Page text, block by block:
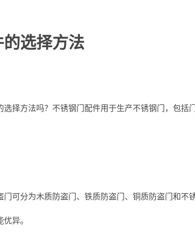
选择方法
选择方法吗？不锈钢门配件用于生产不锈钢门，包
门可分为木质防盗门、铁质防盗门、铜质防盗门和
异。